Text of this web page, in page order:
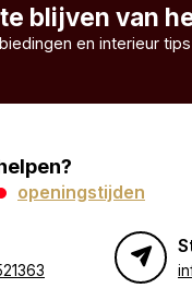
blijven van
en interieur tips
openingstijden